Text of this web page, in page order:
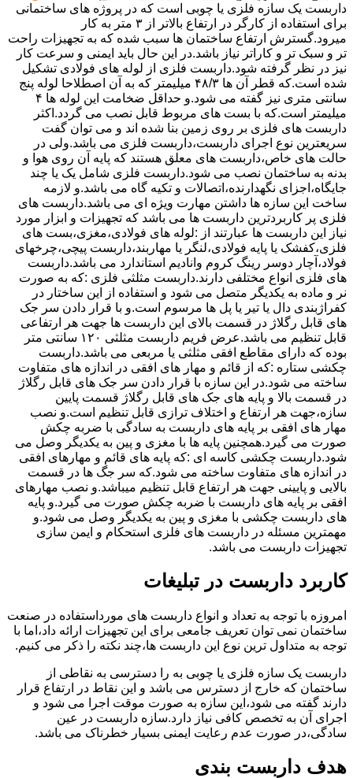
داربست یک سازه فلزی یا چوبی است که در پروژه های ساختمانی
برای استفاده از کارگر در ارتفاع بالاتر از ۳ متر به کار
میرود.گسترش ارتفاع ساختمان ها سبب شده که به تجهیزات راحت
تر و سبک تر و کاراتر نیاز باشد.در این حال باید ایمنی و سرعت کار
نیز در نظر گرفته شود.داربست فلزی از لوله های فولادی تشکیل
شده است.که قطر آن ها ۴۸/۳ میلیمتر که به آن اصطلاحا لوله پنج
سانتی متری نیز گفته می شود.و حداقل ضخامت این لوله ها ۴
میلیمتر است.که با بست های مربوط قابل نصب می گردد.اکثر
داربست های فلزی بر روی زمین بنا شده اند و می توان گفت
سریعترین نوع اجرای داربست،داربست فلزی می باشد.ولی در
حالت های خاص،داربست های معلق هستند که پایه آن روی هوا و
بدنه به ساختمان نصب می شود.داربست فلزی شامل یک یا چند
جایگاه،اجزای نگهدارنده،اتصالات و تکیه گاه می باشد.و لازمه
ساخت این سازه ها داشتن مهارت ویژه ای می باشد.داربست های
فلزی پر کاربردترین داربست ها می باشد که تجهیزات و ابزار مورد
نیاز این داربست ها عبارتند از :لوله های فولادی،مغزی،بست های
فلزی،کفشک یا پایه فولادی،لنگر یا مهاربند،داربست پیچی،چرخهای
فولاد،آچار دوسر رینگ کروم وانادیم استاندارد می باشد.داربست
های فلزی انواع مختلفی دارند.داربست مثلثی فلزی :که به صورت
نر و ماده به یکدیگر متصل می شود و استفاده از این ساختار در
کفراژبندی دال یا تیر یا پل ها مرسوم است.و با قرار دادن سر جک
های قابل رگلاژ در قسمت بالای این داربست ها جهت هر ارتفاعی
قابل تنظیم می باشد.عرض فریم داربست مثلثی ۱۲۰ سانتی متر
بوده که دارای مقاطع افقی مثلثی یا مربعی می باشد.داربست
چکشی ستاره :که از قائم و مهار های افقی در اندازه های متفاوت
ساخته می شود.در این سازه با قرار دادن سر جک های قابل رگلاژ
در قسمت بالا و پایه های جک های قابل رگلاژ قسمت پایین
سازه،جهت هر ارتفاع و اختلاف ترازی قابل تنظیم است.و نصب
مهار های افقی بر پایه های داربست به سادگی با ضربه چکش
صورت می گیرد.همچنین پایه ها با مغزی و پین به یکدیگر وصل می
شود.داربست چکشی کاسه ای :که پایه های قائم و مهارهای افقی
در اندازه های متفاوت ساخته می شود.که سر جگ ها در قسمت
بالایی و پایینی جهت هر ارتفاع قابل تنظیم میباشد.و نصب مهارهای
افقی بر پایه های داربست با ضربه چکش صورت می گیرد.و پایه
های داربست چکشی با مغزی و پین به یکدیگر وصل می شود.و
مهمترین مسئله در داربست های فلزی استحکام و ایمن سازی
تجهیزات داربست می باشد.
کاربرد داربست در تبلیغات
امروزه با توجه به تعداد و انواع داربست های مورداستفاده در صنعت
ساختمان نمی توان تعریف جامعی برای این تجهیزات ارائه داد،اما با
توجه به متداول ترین نوع این داربست ها،چند نکته را ذکر می کنیم.
داربست یک سازه فلزی یا چوبی به را دسترسی به نقاطی از
ساختمان که خارج از دسترس می باشد و این نقاط در ارتفاع قرار
دارند گفته می شود،این سازه به صورت موقت اجرا می شود و
اجرای آن به تخصص کافی نیاز دارد.سازه داربست در عین
سادگی،در صورت عدم رعایت ایمنی بسیار خطرناک می باشد.
هدف داربست بندی